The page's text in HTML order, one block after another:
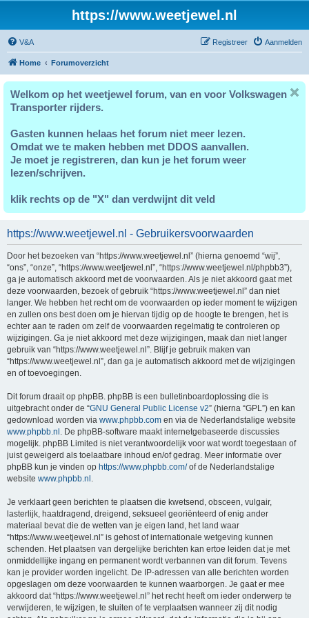
https://www.weetjewel.nl
V&A Aanmelden
Registreer
Home Forumoverzicht
Welkom op het weetjewel forum, van en voor Volkswagen
Transporter rijders.
Gasten kunnen helaas het forum niet meer lezen.
Omdat we te maken hebben met DDOS aanvallen.
Je moet je registreren, dan kun je het forum weer
lezen/schrijven.
klik rechts op de "X" dan verdwijnt dit veld
https://www.weetjewel.nl - Gebruikersvoorwaarden
Door het bezoeken van “https://www.weetjewel.nl” (hierna genoemd “wij”,
“ons”, “onze”, “https://www.weetjewel.nl”, “https://www.weetjewel.nl/phpbb3”),
ga je automatisch akkoord met de voorwaarden. Als je niet akkoord gaat met
deze voorwaarden, bezoek of gebruik “https://www.weetjewel.nl” dan niet
langer. We hebben het recht om de voorwaarden op ieder moment te wijzigen
en zullen ons best doen om je hiervan tijdig op de hoogte te brengen, het is
echter aan te raden om zelf de voorwaarden regelmatig te controleren op
wijzigingen. Ga je niet akkoord met deze wijzigingen, maak dan niet langer
gebruik van “https://www.weetjewel.nl”. Blijf je gebruik maken van
“https://www.weetjewel.nl”, dan ga je automatisch akkoord met de wijzigingen
en of toevoegingen.
Dit forum draait op phpBB. phpBB is een bulletinboardoplossing die is
uitgebracht onder de “GNU General Public License v2” (hierna “GPL”) en kan
gedownload worden via www.phpbb.com en via de Nederlandstalige website
www.phpbb.nl . De phpBB-software maakt internetgebaseerde discussies
mogelijk. phpBB Limited is niet verantwoordelijk voor wat wordt toegestaan of
juist geweigerd als toelaatbare inhoud en/of gedrag. Meer informatie over
phpBB kun je vinden op https://www.phpbb.com/of de Nederlandstalige
website www.phpbb.nl .
Je verklaart geen berichten te plaatsen die kwetsend, obsceen, vulgair,
lasterlijk, haatdragend, dreigend, seksueel georiënteerd of enig ander
materiaal bevat die de wetten van je eigen land, het land waar
“https://www.weetjewel.nl” is gehost of internationale wetgeving kunnen
schenden. Het plaatsen van dergelijke berichten kan ertoe leiden dat je met
onmiddellijke ingang en permanent wordt verbannen van dit forum. Tevens
kan je provider worden ingelicht. De IP-adressen van alle berichten worden
opgeslagen om deze voorwaarden te kunnen waarborgen. Je gaat er mee
akkoord dat “https://www.weetjewel.nl” het recht heeft om ieder onderwerp te
verwijderen, te wijzigen, te sluiten of te verplaatsen wanneer zij dit nodig